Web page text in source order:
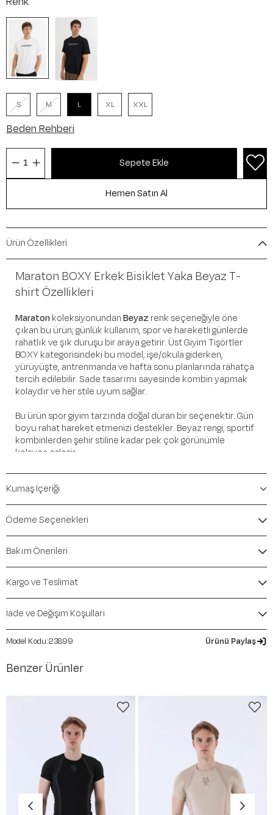
S M L XL XXL
Beden Rehberi
Ürün Özellikleri
Maraton BOXY Erkek Bisiklet Yaka Beyaz T-
shirt Özellikleri
Maraton koleksiyonundanBeyaz renk seçeneğiyle öne
çıkan bu ürün; günlük kullanım, spor ve hareketli günlerde
rahatlık ve şık duruşu bir araya getirir. Üst Giyim Tişörtler
BOXY kategorisindeki bu model; işe/okula giderken,
yürüyüşte, antrenmanda ve hafta sonu planlarında rahatça
tercih edilebilir. Sade tasarımı sayesinde kombin yapmak
kolaydır ve her stile uyum sağlar.
Bu ürün spor giyim tarzında doğal duran bir seçenektir. Gün
boyu rahat hareket etmenizi destekler. Beyaz rengi; sportif
kombinlerden şehir stiline kadar pek çok görünümle
kolayca eşleşir.
Öne Çıkan Detaylar
Marka:Maraton
Renk:Beyaz
Kalıp / Form:
Mevsim:İlkbahar-Yaz
Kumaş İçeriği
Ödeme Seçenekleri
Bakım Önerileri
Kargo ve Teslimat
İade ve Değişim Koşulları
23899 Ürünü Paylaş
Benzer Ürünler